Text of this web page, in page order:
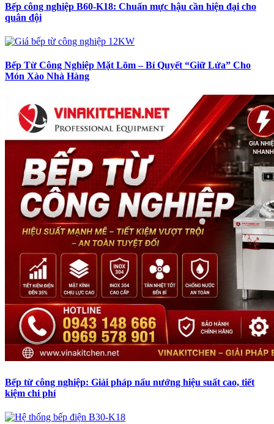
Bếp công nghiệp B60-K18: Chuẩn mực hậu cần hiện đại cho
quân đội
Bếp Từ Công Nghiệp Mặt Lõm – Bí Quyết “Giữ Lửa” Cho
Món Xào Nhà Hàng
Bếp từ công nghiệp: Giải pháp nấu nướng hiệu suất cao, tiết
kiệm chi phí